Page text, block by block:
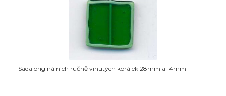
Sada originálních ručně vinutých korálek 28mm a 14mm